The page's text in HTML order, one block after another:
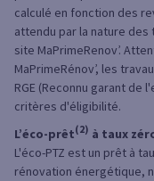
calculé en fonction des
attendu par la nature des
site MaPrimeRenov’.
MaPrimeRénov’, les
RGE (Reconnu garant
critères d'éligibilité.
L’éco-prêt(2) à taux
L'éco-PTZ est un prêt à
rénovation énergétique,